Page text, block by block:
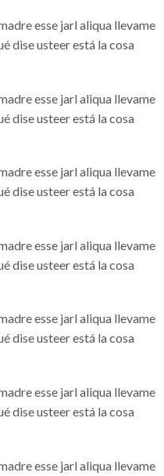
esse jarl aliqua llevame
dise usteer está la cosa
esse jarl aliqua llevame
dise usteer está la cosa
esse jarl aliqua llevame
dise usteer está la cosa
esse jarl aliqua llevame
dise usteer está la cosa
esse jarl aliqua llevame
dise usteer está la cosa
esse jarl aliqua llevame
dise usteer está la cosa
esse jarl aliqua llevame